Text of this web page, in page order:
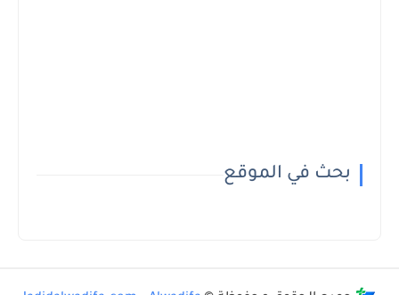
بحث في الموقع